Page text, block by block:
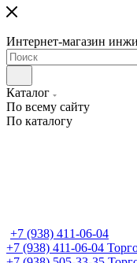
Интернет-магазин
Каталог
По всему сайту
По каталогу
+7 (938) 411-06-04
+7 (938) 411-06-04